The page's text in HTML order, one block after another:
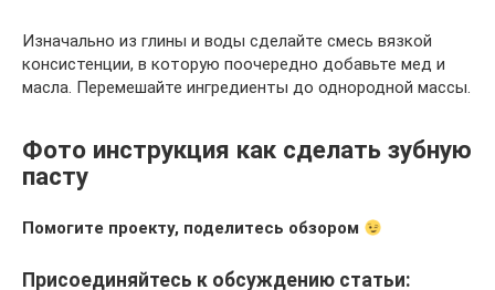
Изначально из глины и воды сделайте смесь вязкой
консистенции, в которую поочередно добавьте мед и
масла. Перемешайте ингредиенты до однородной массы.
Фото инструкция как сделать зубную
пасту
Помогите проекту, поделитесь обзором
Присоединяйтесь к обсуждению статьи: